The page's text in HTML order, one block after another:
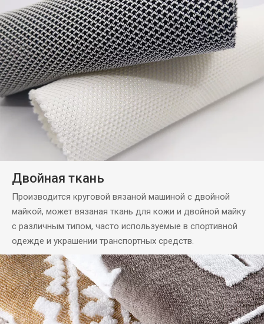
Двойная ткань
Производится круговой вязаной машиной с двойной
майкой, может вязаная ткань для кожи и двойной майку
с различным типом, часто используемые в спортивной
одежде и украшении транспортных средств.